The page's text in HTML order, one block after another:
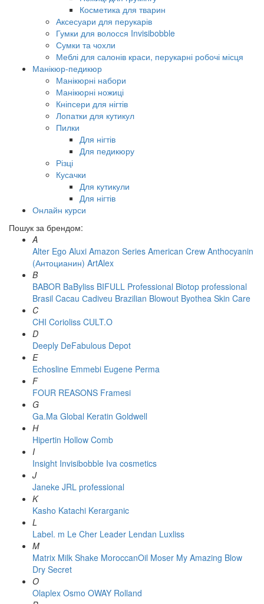
Косметика для тварин
Аксесуари для перукарів
Гумки для волосся Invisibobble
Сумки та чохли
Меблі для салонів краси, перукарні робочі місця
Манікюр-педикюр
Манікюрні набори
Манікюрні ножиці
Кніпсери для нігтів
Лопатки для кутикул
Пилки
Для нігтів
Для педикюру
Різці
Кусачки
Для кутикули
Для нігтів
Онлайн курси
Пошук за брендом:
A
Alter Ego Aluxi Amazon Series American Crew Anthocyanin
(Антоцианин) ArtAlex
B
BABOR BaByliss BIFULL Professional Biotop professional
Brasil Cacau Сadiveu Brazilian Blowout Byothea Skin Care
C
CHI Corioliss CULT.O
D
Deeply DeFabulous Depot
E
Echosline Emmebi Eugene Perma
F
FOUR REASONS Framesi
G
Ga.Ma Global Keratin Goldwell
H
Hipertin Hollow Comb
I
Insight Invisibobble Iva cosmetics
J
Janeke JRL professional
K
Kasho Katachi Kerarganic
L
Label. m Le Cher Leader Lendan Luxliss
M
Matrix Milk Shake MoroccanOil Moser My Amazing Blow
Dry Secret
O
Olaplex Osmo OWAY Rolland